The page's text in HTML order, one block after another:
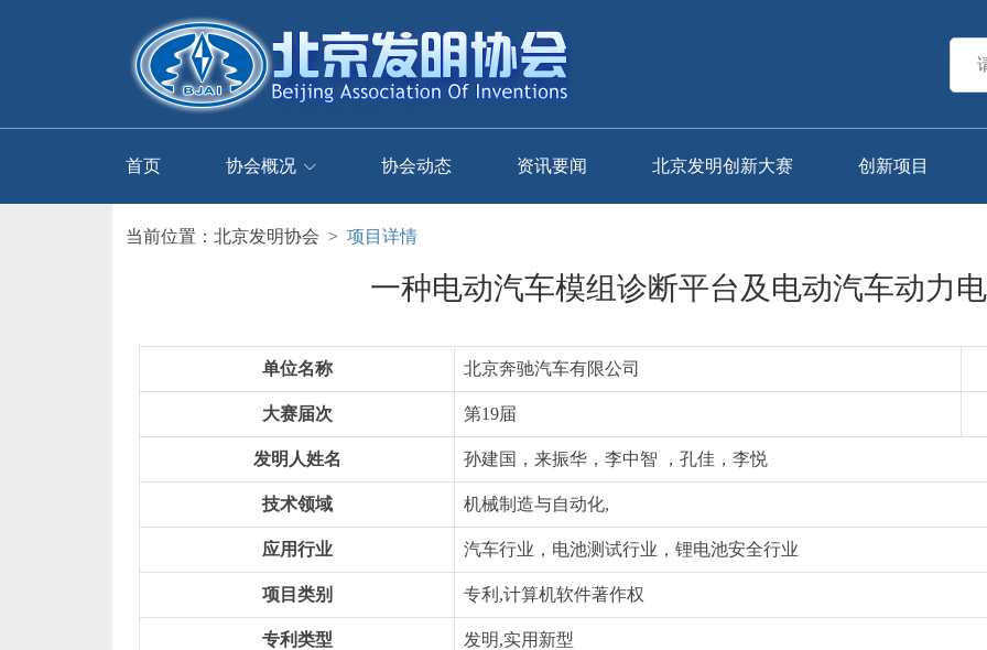
首页 协会概况 协会动态 资讯要闻 北京发明创新大赛 创新项目
当前位置： 北京发明协会 > 项目详情
一种电动汽车模组诊断平台及电动汽车动力
单位名称 北京奔驰汽车有限公司
大赛届次 第19届
发明人姓名 孙建国，来振华，李中智 ，孔佳，李悦
技术领域 机械制造与自动化,
应用行业 汽车行业，电池测试行业，锂电池安全行业
项目类别 专利,计算机软件著作权
专利类型 发明,实用新型